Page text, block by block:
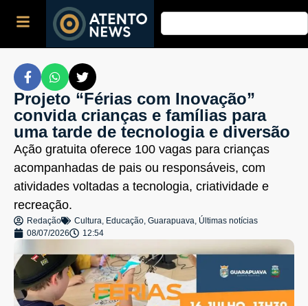
Projeto “Férias com Inovação”
convida crianças e famílias para
uma tarde de tecnologia e diversão
Ação gratuita oferece 100 vagas para crianças
acompanhadas de pais ou responsáveis, com
atividades voltadas a tecnologia, criatividade e
recreação.
Redação Cultura, Educação, Guarapuava, Últimas notícias
08/07/2026
12:54